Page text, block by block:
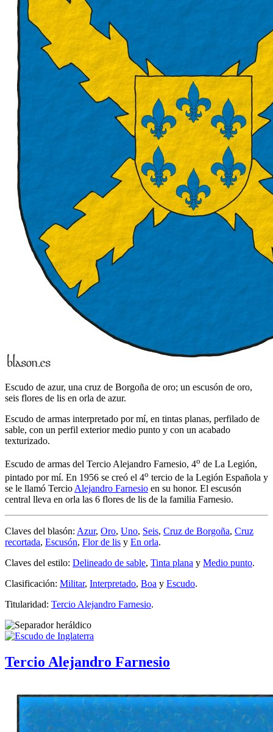
Escudo de azur, una cruz de Borgoña de oro; un escusón de oro,
seis flores de lis en orla de azur.
Escudo de armas interpretado por mí, en tintas planas, perfilado de
sable, con un perfil exterior medio punto y con un acabado
texturizado.
Escudo de armas del Tercio Alejandro Farnesio, 4o de La Legión,
pintado por mí. En 1956 se creó el 4o tercio de la Legión Española y
se le llamó TercioAlejandro Farnesio en su honor. El escusón
central lleva en orla las 6 flores de lis de la familia Farnesio.
Claves del blasón: Azur, Oro, Uno, Seis, Cruz de Borgoña, Cruz
recortada, Escusón, Flor de lis y En orla.
Claves del estilo: Delineado de sable, Tinta plana y Medio punto.
Clasificación: Militar, Interpretado, Boa y Escudo.
Titularidad: Tercio Alejandro Farnesio.
Tercio Alejandro Farnesio